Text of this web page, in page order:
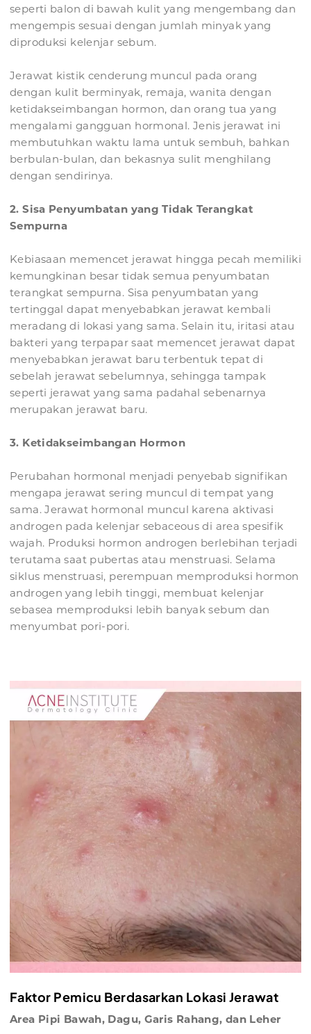
seperti balon di bawah kulit yang mengembang dan
mengempis sesuai dengan jumlah minyak yang
diproduksi kelenjar sebum.
Jerawat kistik cenderung muncul pada orang
dengan kulit berminyak, remaja, wanita dengan
ketidakseimbangan hormon, dan orang tua yang
mengalami gangguan hormonal. Jenis jerawat ini
membutuhkan waktu lama untuk sembuh, bahkan
berbulan-bulan, dan bekasnya sulit menghilang
dengan sendirinya.
2. Sisa Penyumbatan yang Tidak Terangkat
Sempurna
Kebiasaan memencet jerawat hingga pecah memiliki
kemungkinan besar tidak semua penyumbatan
terangkat sempurna. Sisa penyumbatan yang
tertinggal dapat menyebabkan jerawat kembali
meradang di lokasi yang sama. Selain itu, iritasi atau
bakteri yang terpapar saat memencet jerawat dapat
menyebabkan jerawat baru terbentuk tepat di
sebelah jerawat sebelumnya, sehingga tampak
seperti jerawat yang sama padahal sebenarnya
merupakan jerawat baru.
3. Ketidakseimbangan Hormon
Perubahan hormonal menjadi penyebab signifikan
mengapa jerawat sering muncul di tempat yang
sama. Jerawat hormonal muncul karena aktivasi
androgen pada kelenjar sebaceous di area spesifik
wajah. Produksi hormon androgen berlebihan terjadi
terutama saat pubertas atau menstruasi. Selama
siklus menstruasi, perempuan memproduksi hormon
androgen yang lebih tinggi, membuat kelenjar
sebasea memproduksi lebih banyak sebum dan
menyumbat pori-pori.
Faktor Pemicu Berdasarkan Lokasi Jerawat
Area Pipi Bawah, Dagu, Garis Rahang, dan Leher